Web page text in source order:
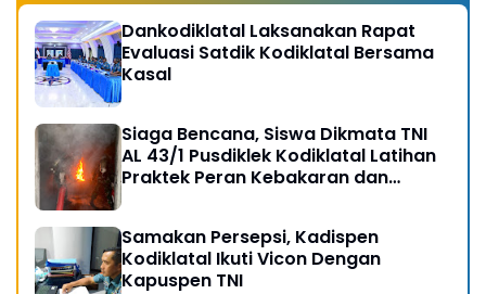
Dankodiklatal Laksanakan Rapat
Evaluasi Satdik Kodiklatal Bersama
Kasal
Siaga Bencana, Siswa Dikmata TNI
AL 43/1 Pusdiklek Kodiklatal Latihan
Praktek Peran Kebakaran dan
Samakan Persepsi, Kadispen
Kodiklatal Ikuti Vicon Dengan
Kapuspen TNI